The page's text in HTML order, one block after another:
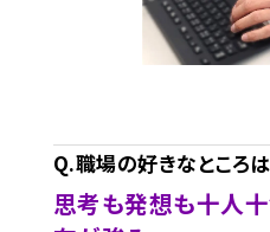
Q.職場の好きなところは
思考も発想も十人